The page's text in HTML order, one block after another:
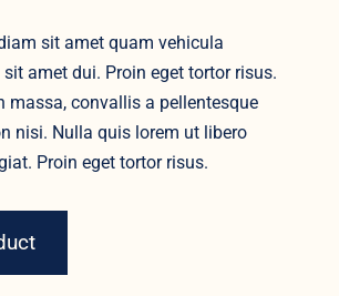
sit amet quam vehicula
amet dui. Proin eget tortor risus.
massa, convallis a pellentesque
nisi. Nulla quis lorem ut libero
Proin eget tortor risus.